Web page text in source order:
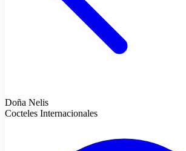
Doña Nelis
Cocteles Internacionales